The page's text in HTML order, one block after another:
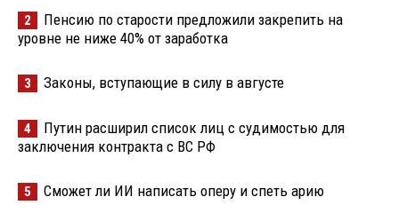
2
Пенсию по старости предложили закрепить на
уровне не ниже 40% от заработка
3 Законы, вступающие в силу в августе
4
Путин расширил список лиц с судимостью для
заключения контракта с ВС РФ
5 Сможет ли ИИ написать оперу и спеть арию